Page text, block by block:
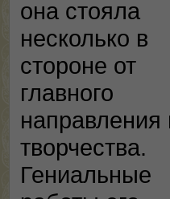
она стояла
несколько в
стороне от
главного
направления
творчества.
Гениальные